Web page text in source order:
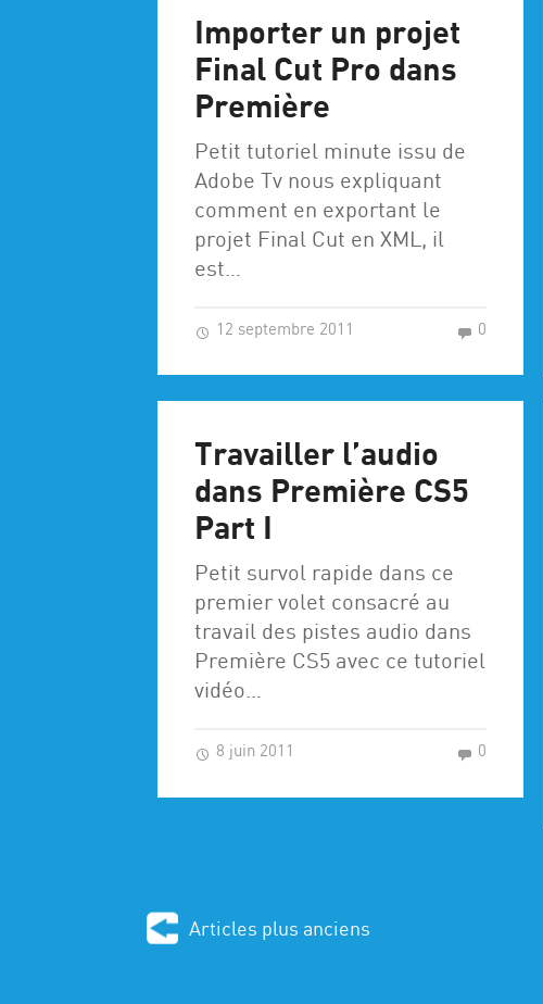
Importer un projet
Final Cut Pro dans
Première
Petit tutoriel minute issu de
Adobe Tv nous expliquant
comment en exportant le
projet Final Cut en XML, il
est…
12 septembre 2011 0
Travailler l’audio
dans Première CS5
Part I
Petit survol rapide dans ce
premier volet consacré au
travail des pistes audio dans
Première CS5 avec ce tutoriel
vidéo…
8 juin 2011 0
Articles plus anciens